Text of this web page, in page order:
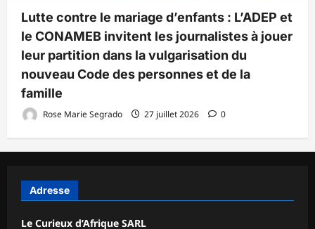
Lutte contre le mariage d’enfants : L’ADEP et
le CONAMEB invitent les journalistes à jouer
leur partition dans la vulgarisation du
nouveau Code des personnes et de la
famille
Rose Marie Segrado 27 juillet 2026 0
Adresse
Le Curieux d’Afrique SARL